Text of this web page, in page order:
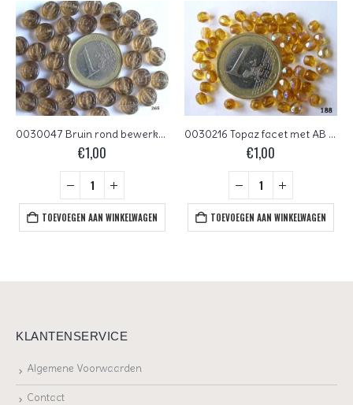
0030047 Bruin rond bewerkt schijfje
€1,00
TOEVOEGEN AAN WINKELWAGEN
0030216 Topaz facet met AB 4 mm.
€1,00
TOEVOEGEN AAN WINKELWAGEN
KLANTENSERVICE
Algemene Voorwaarden
Contact